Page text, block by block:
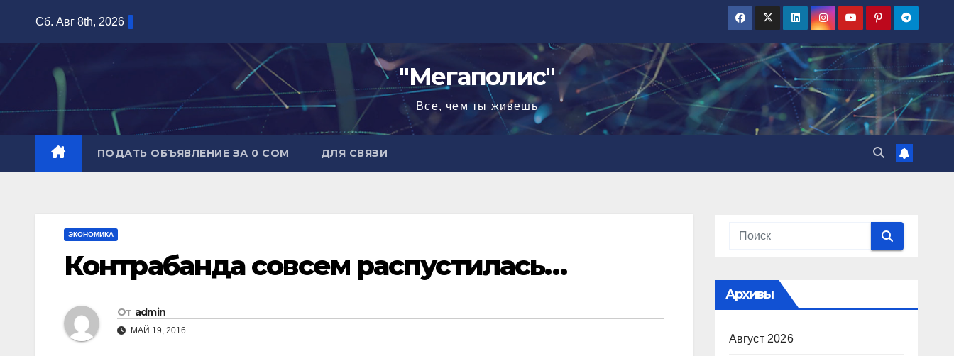
содержимому
Сб. Авг 8th, 2026
"Мегаполис"
Все, чем ты живешь
ПОДАТЬ ОБЪЯВЛЕНИЕ ЗА 0 СОМ ДЛЯ СВЯЗИ
ЭКОНОМИКА
Контрабанда совсем распустилась…
От admin
МАЙ 19, 2016
Архивы
Август 2026